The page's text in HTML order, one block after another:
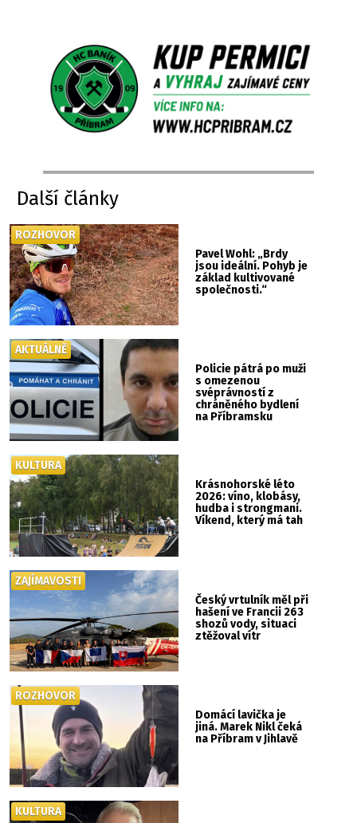
Další články
Pavel Wohl: „Brdy
jsou ideální. Pohyb je
základ kultivované
společnosti.“
ROZHOVOR
Policie pátrá po muži
s omezenou
svéprávností z
chráněného bydlení
na Příbramsku
AKTUÁLNĚ
Krásnohorské léto
2026: víno, klobásy,
hudba i strongmani.
Víkend, který má tah
KULTURA
Český vrtulník měl při
hašení ve Francii 263
shozů vody, situaci
ztěžoval vítr
ZAJÍMAVOSTI
Domácí lavička je
jiná. Marek Nikl čeká
na Příbram v Jihlavě
ROZHOVOR
KULTURA